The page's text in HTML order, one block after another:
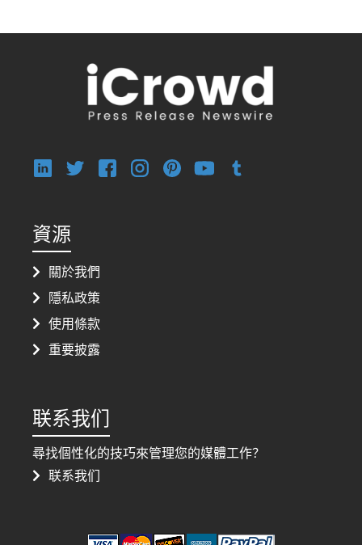
資源
關於我們
隱私政策
使用條款
重要披露
联系我们
尋找個性化的技巧來管理您的媒體工作？
联系我们